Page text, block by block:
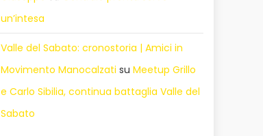
un’intesa
Valle del Sabato: cronostoria | Amici in
Movimento Manocalzati suMeetup Grillo
e Carlo Sibilia, continua battaglia Valle del
Sabato